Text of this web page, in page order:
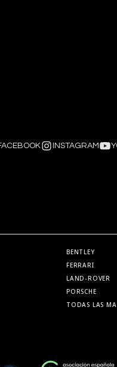
INSTAGRAM
BENTLEY
FERRARI
LAND-ROVER
PORSCHE
TODAS LAS